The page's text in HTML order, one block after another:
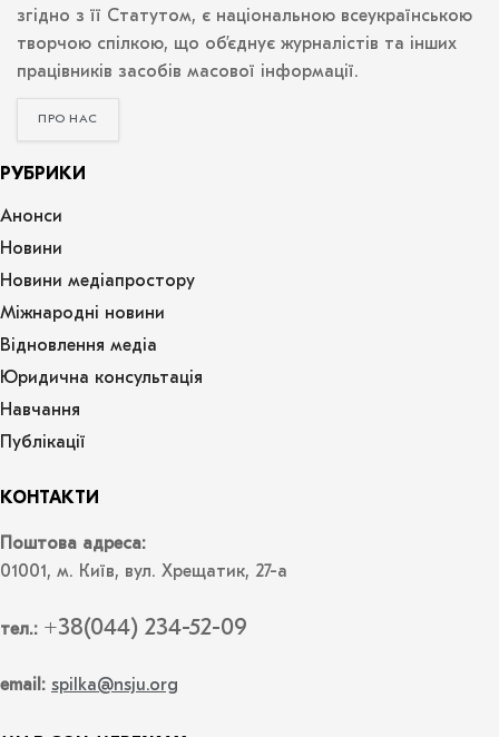
згідно з її Статутом, є національною всеукраїнською
творчою спілкою, що об’єднує журналістів та інших
працівників засобів масової інформації.
ПРО НАС
РУБРИКИ
Анонси
Новини
Новини медіапростору
Міжнародні новини
Відновлення медіа
Юридична консультація
Навчання
Публікації
КОНТАКТИ
Поштова адреса:
01001, м. Київ, вул. Хрещатик, 27-а
тел.: +38(044) 234-52-09
email: spilka@nsju.org